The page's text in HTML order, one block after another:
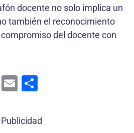
docente no solo implica un
también el reconocimiento
del docente con
W
at
E
ai m
Publicidad